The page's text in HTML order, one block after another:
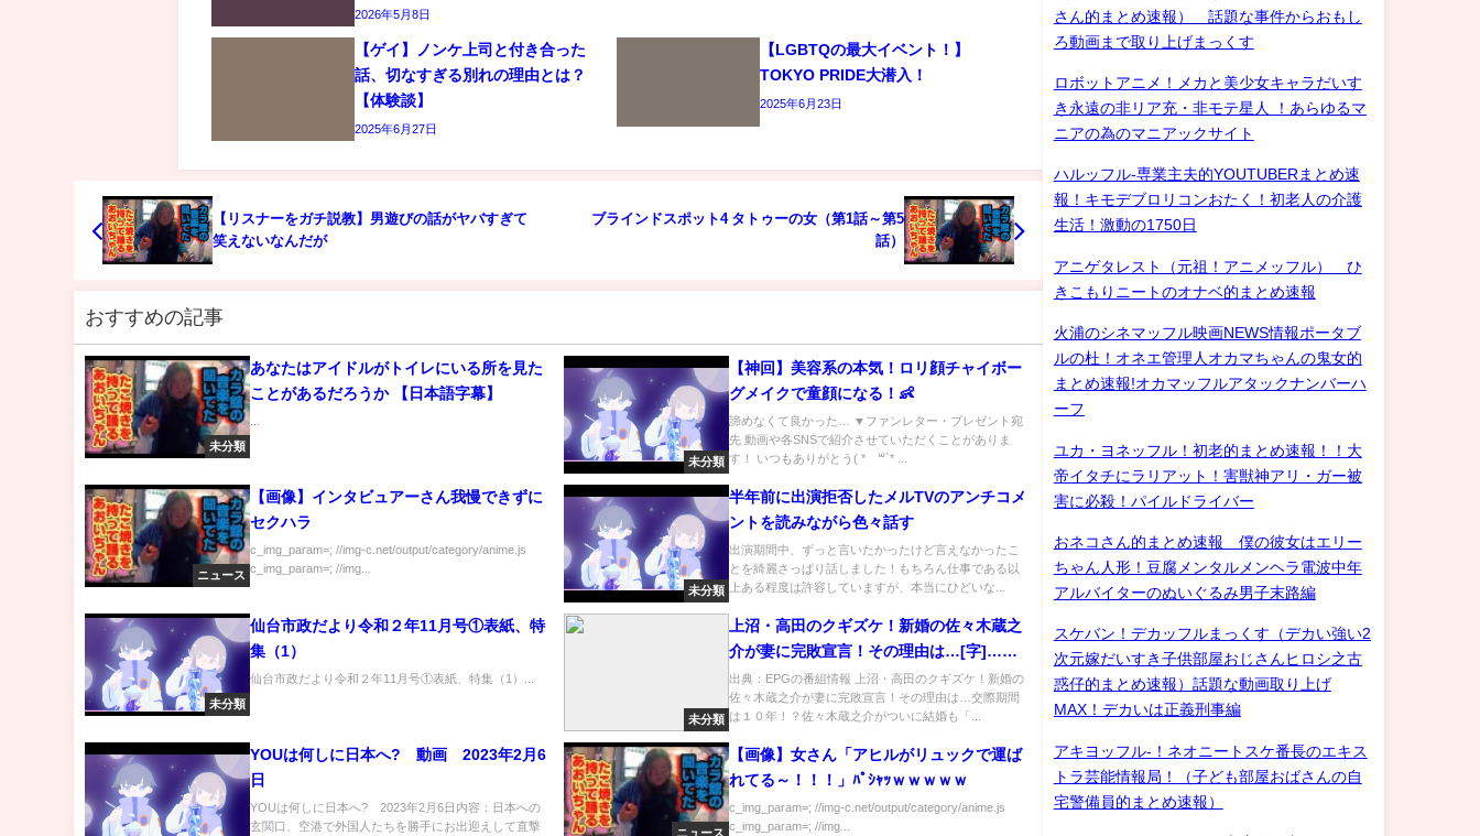
2026年5月8日
【ゲイ】ノンケ上司と付き合った
話、切なすぎる別れの理由とは？
【体験談】
2025年6月27日
【LGBTQの最大イベント！】
TOKYO PRIDE大潜入！
2025年6月23日
【リスナーをガチ説教】男遊びの話がヤバすぎて
笑えないなんだが
ブラインドスポット4 タトゥーの女（第1話～第5
話）
おすすめの記事
未分類
あなたはアイドルがトイレにいる所を見た
ことがあるだろうか 【日本語字幕】
未分類
【神回】美容系の本気！ロリ顔チャイボー
グメイクで童顔になる！👶
諦めなくて良かった… ▼ファンレター・プレゼント宛
先 動画や各SNSで紹介させていただくことがありま
す！ いつもありがとう( ​*´꒳`* ...
ニュース
【画像】インタビュアーさん我慢できずに
セクハラ
c_img_param=; //img-c.net/output/category/anime.js
c_img_param=; //img...
未分類
半年前に出演拒否したメルTVのアンチコメ
ントを読みながら色々話す
出演期間中、ずっと言いたかったけど言えなかったこ
とを綺麗さっぱり話しました！もちろん仕事である以
上ある程度は許容していますが、本当にひどいな...
未分類
仙台市政だより令和２年11月号①表紙、特
集（1）
仙台市政だより令和２年11月号①表紙、特集（1）...
未分類
上沼・高田のクギズケ！新婚の佐々木蔵之
介が妻に完敗宣言！その理由は…[字]…の
番組内容解析まとめ
出典：EPGの番組情報 上沼・高田のクギズケ！新婚の
佐々木蔵之介が妻に完敗宣言！その理由は…交際期間
は１０年！？佐々木蔵之介がついに結婚も「...
YOUは何しに日本へ? 動画 2023年2月6
日
YOUは何しに日本へ? 2023年2月6日内容：日本への
玄関口、空港で外国人たちを勝手にお出迎えして直撃
ニュース
【画像】女さん「アヒルがリュックで運ば
れてる～！！！」ﾊﾟｼｬｯｗｗｗｗｗ
c_img_param=; //img-c.net/output/category/anime.js
c_img_param=; //img...
さん的まとめ速報） 話題な事件からおもし
ろ動画まで取り上げまっくす
ロボットアニメ！メカと美少女キャラだいす
き永遠の非リア充・非モテ星人 ！あらゆるマ
ニアの為のマニアックサイト
ハルッフル-専業主夫的YOUTUBERまとめ速
報！キモデブロリコンおたく！初老人の介護
生活！激動の1750日
アニゲタレスト（元祖！アニメッフル） ひ
きこもりニートのオナベ的まとめ速報
火浦のシネマッフル映画NEWS情報ポータブ
ルの杜！オネエ管理人オカマちゃんの鬼女的
まとめ速報!オカマッフルアタックナンバーハ
ーフ
ユカ・ヨネッフル！初老的まとめ速報！！大
帝イタチにラリアット！害獣神アリ・ガー被
害に必殺！パイルドライバー
おネコさん的まとめ速報 僕の彼女はエリー
ちゃん人形！豆腐メンタルメンヘラ電波中年
アルバイターのぬいぐるみ男子末路編
スケバン！デカッフルまっくす（デカい強い2
次元嫁だいすき子供部屋おじさんヒロシ之古
惑仔的まとめ速報）話題な動画取り上げ
MAX！デカいは正義刑事編
アキヨッフル-！ネオニートスケ番長のエキス
トラ芸能情報局！（子ども部屋おばさんの自
宅警備員的まとめ速報）